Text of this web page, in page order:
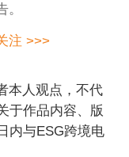
注 >>>
本人观点，不代
于作品内容、版
内与ESG跨境电